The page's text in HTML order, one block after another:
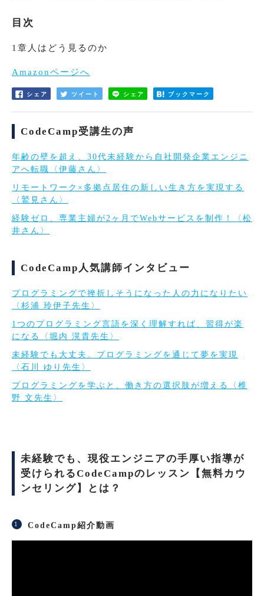
目次
1章人はどう見るのか
Amazonページへ
シェア ツイート シェア ブックマーク
CodeCamp受講生の声
年齢の壁を超え、30代未経験から自社開発企業エンジニ
アへ転職〈伊藤さん〉
リモートワーク×多拠点居住の新しい生き方を実現する
〈鷲見さん〉
経験ゼロ、専業主婦が2ヶ月でWebサービスを制作！〈松
井さん〉
CodeCamp人気講師インタビュー
プログラミングで挫折しそうになった人の力になりたい
〈杉浦 玲伊子先生〉
1つのプログラミング言語を深く理解すれば、習得が楽
になる〈堀内 滉貴先生〉
未経験でも大丈夫。プログラミングを通じて夢を実現
〈石川 ゆり先生〉
プログラミングを学ぶと、働き方の選択肢が増える〈椎
野 文先生〉
未経験でも、現役エンジニアの手厚い指導が
受けられるCodeCampのレッスン【無料カウ
ンセリング】とは？
CodeCamp紹介動画